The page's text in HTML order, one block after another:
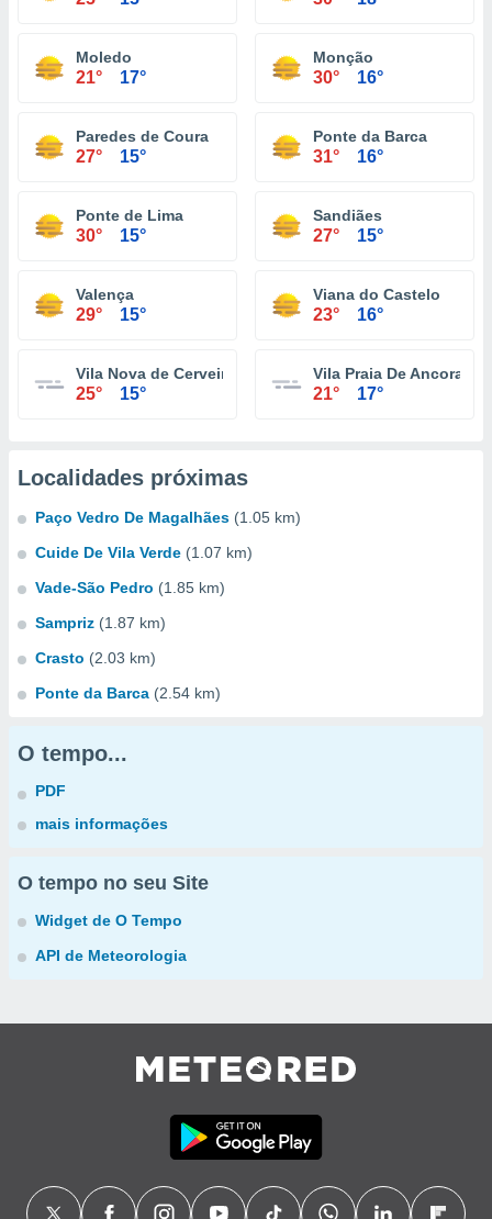
Moledo
21° 17°
Monção
30° 16°
Paredes de Coura
27° 15°
Ponte da Barca
31° 16°
Ponte de Lima
30° 15°
Sandiães
27° 15°
Valença
29° 15°
Viana do Castelo
23° 16°
Vila Nova de Cerveira
25° 15°
Vila Praia De Ancora
21° 17°
Localidades próximas
Paço Vedro De Magalhães (1.05 km)
Cuide De Vila Verde (1.07 km)
Vade-São Pedro (1.85 km)
Sampriz (1.87 km)
Crasto (2.03 km)
Ponte da Barca (2.54 km)
O tempo...
PDF
mais informações
O tempo no seu Site
Widget de O Tempo
API de Meteorologia